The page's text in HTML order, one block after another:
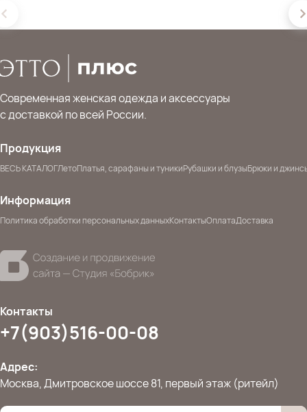
Современная женская одежда и аксессуары
с доставкой по всей России.
Продукция
ВЕСЬ КАТАЛОГЛетоПлатья, сарафаны и туникиРубашки и блузыБрюки и
Информация
Политика обработки персональных данныхКонтактыОплатаДоставка
Контакты
+7(903)516-00-08
Адрес:
Москва, Дмитровское шоссе 81, первый этаж (ритейл)